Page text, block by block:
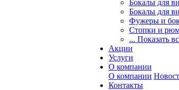
Бокалы для
Бокалы для
Фужеры и
Стопки и
... Показать
Акции
Услуги
О компании
О компании
Контакты